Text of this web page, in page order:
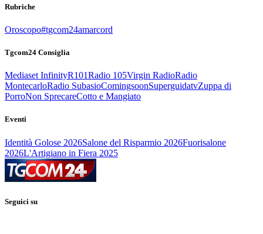
Rubriche
Oroscopo#tgcom24amarcord
Tgcom24 Consiglia
Mediaset InfinityR101Radio 105Virgin RadioRadio
MontecarloRadio SubasioComingsoonSuperguidatvZuppa di
PorroNon SprecareCotto e Mangiato
Eventi
Identità Golose 2026Salone del Risparmio 2026Fuorisalone
2026L'Artigiano in Fiera 2025
Seguici su